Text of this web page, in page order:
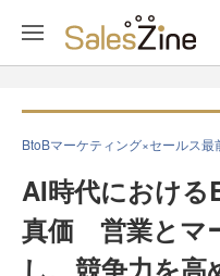
BtoBマーケティング×セールス最
AI時代におけ
真価 営業とマ
し、競争力を